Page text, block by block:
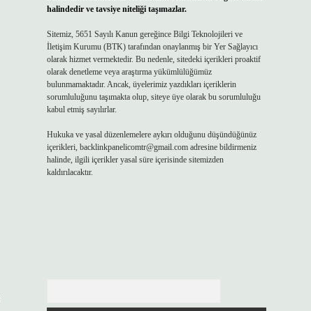
halindedir ve tavsiye niteliği taşımazlar.
Sitemiz, 5651 Sayılı Kanun gereğince Bilgi Teknolojileri ve
İletişim Kurumu (BTK) tarafından onaylanmış bir Yer Sağlayıcı
olarak hizmet vermektedir. Bu nedenle, sitedeki içerikleri proaktif
olarak denetleme veya araştırma yükümlülüğümüz
bulunmamaktadır. Ancak, üyelerimiz yazdıkları içeriklerin
sorumluluğunu taşımakta olup, siteye üye olarak bu sorumluluğu
kabul etmiş sayılırlar.
Hukuka ve yasal düzenlemelere aykırı olduğunu düşündüğünüz
içerikleri, backlinkpanelicomtr@gmail.comadresine bildirmeniz
halinde, ilgili içerikler yasal süre içerisinde sitemizden
kaldırılacaktır.